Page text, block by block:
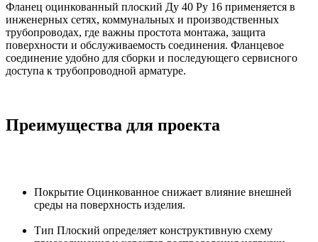
Фланец оцинкованный плоский Ду 40 Ру 16 применяется в
инженерных сетях, коммунальных и производственных
трубопроводах, где важны простота монтажа, защита
поверхности и обслуживаемость соединения. Фланцевое
соединение удобно для сборки и последующего сервисного
доступа к трубопроводной арматуре.
Преимущества для проекта
Покрытие Оцинкованное снижает влияние внешней
среды на поверхность изделия.
Тип Плоский определяет конструктивную схему